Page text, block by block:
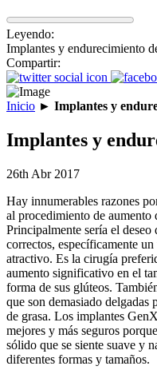
Leyendo:
Implantes y endurecimiento
Compartir:
Inicio ► Implantes y
Implantes y
26th Abr 2017
Hay innumerables razones
al procedimiento de aumento
Principalmente sería el deseo
correctos, específicamente
atractivo. Es la cirugía
aumento significativo en el
forma de sus glúteos.
que son demasiado delgadas
de grasa. Los implantes
mejores y más seguros
sólido que se siente suave y
diferentes formas y tamaños.